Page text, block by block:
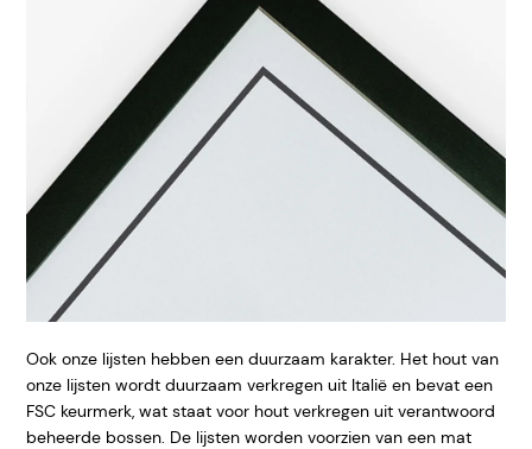
Ook onze lijsten hebben een duurzaam karakter. Het hout van
onze lijsten wordt duurzaam verkregen uit Italië en bevat een
FSC keurmerk, wat staat voor hout verkregen uit verantwoord
beheerde bossen. De lijsten worden voorzien van een mat